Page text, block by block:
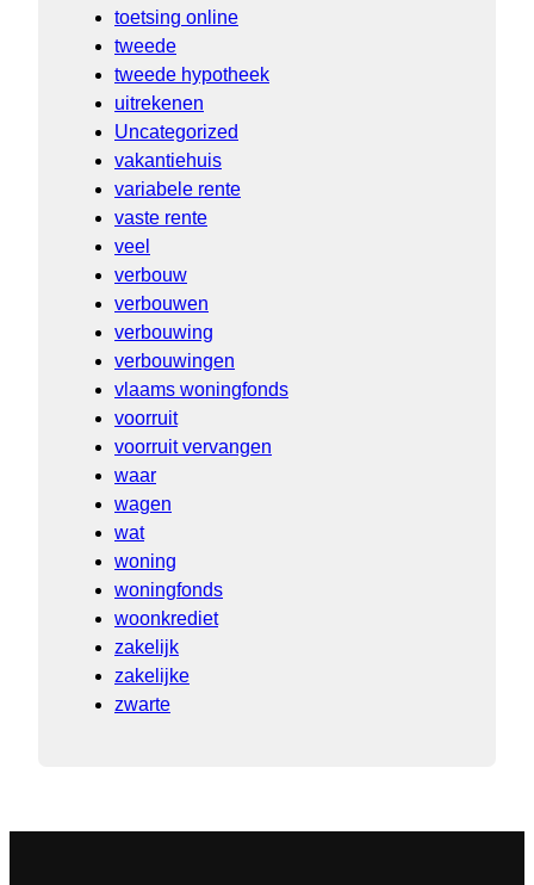
toetsing online
tweede
tweede hypotheek
uitrekenen
Uncategorized
vakantiehuis
variabele rente
vaste rente
veel
verbouw
verbouwen
verbouwing
verbouwingen
vlaams woningfonds
voorruit
voorruit vervangen
waar
wagen
wat
woning
woningfonds
woonkrediet
zakelijk
zakelijke
zwarte